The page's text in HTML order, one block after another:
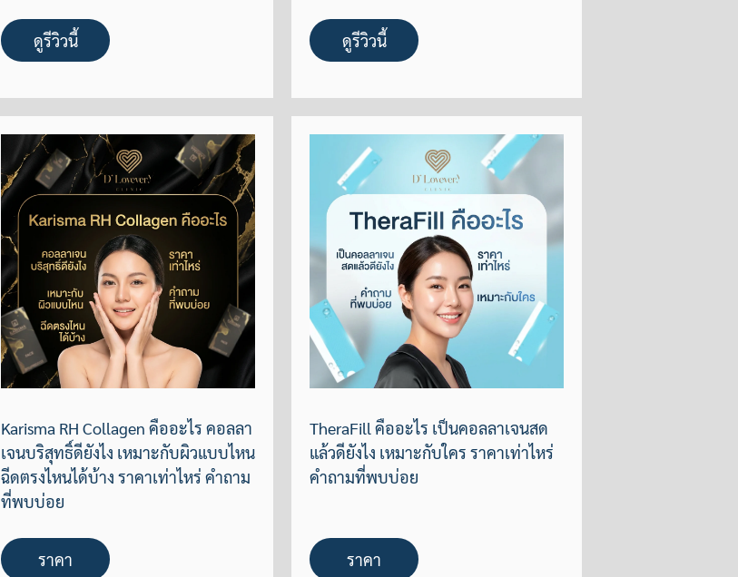
ดูรีวิวนี้ ดูรีวิวนี้
Karisma RH Collagen คืออะไร คอลลา
เจนบริสุทธิ์ดียังไง เหมาะกับผิวแบบไหน
ฉีดตรงไหนได้บ้าง ราคาเท่าไหร่ คำถาม
ที่พบบ่อย
ราคา
TheraFill คืออะไร เป็นคอลลาเจนสด
แล้วดียังไง เหมาะกับใคร ราคาเท่าไหร่
คำถามที่พบบ่อย
ราคา